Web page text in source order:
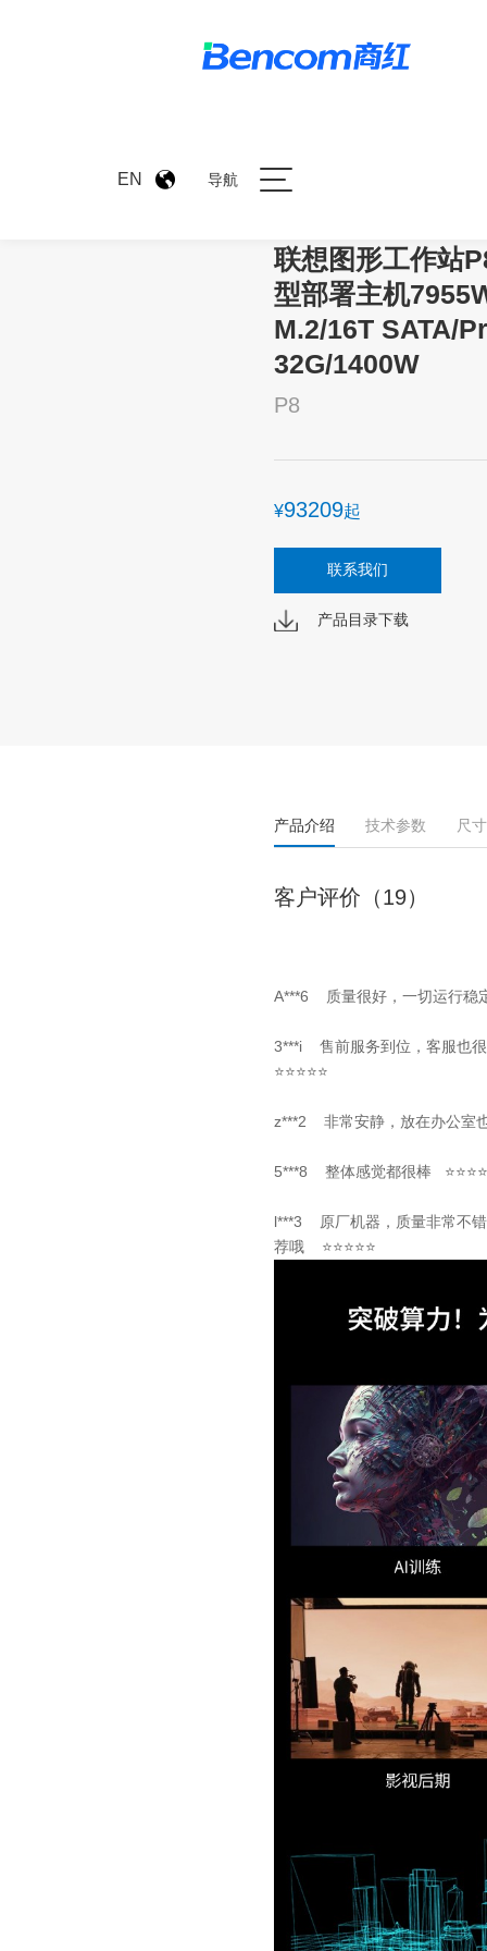
EN 导航
联想图形工作站
型部署主机
M.2/16T SATA/
32G/1400W
P8
¥93209起
联系我们
产品目录下载
产品介绍 技术参数 尺
客户评价（19）
A***6 质量很好，一切运行稳
3***i 售前服务到位，客服也
⭐⭐⭐⭐⭐
z***2 非常安静，放在办公室
5***8 整体感觉都很棒
l***3 原厂机器，质量非常不
荐哦 ⭐⭐⭐⭐⭐